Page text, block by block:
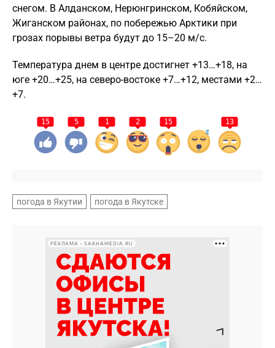
снегом. В Алданском, Нерюнгринском, Кобяйском,
Жиганском районах, по побережью Арктики при
грозах порывы ветра будут до 15–20 м/с.
Температура днем в центре достигнет +13…+18, на
юге +20…+25, на северо-востоке +7…+12, местами +2…
+7.
15 5 1 2 15 13
погода в Якутии погода в Якутске
РЕКЛАМА • SAKHAMEDIA.RU